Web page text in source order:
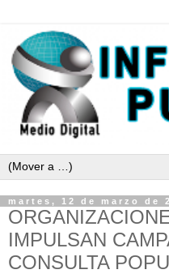
martes, 12 de marzo de
IMPULSAN
CONSULTA